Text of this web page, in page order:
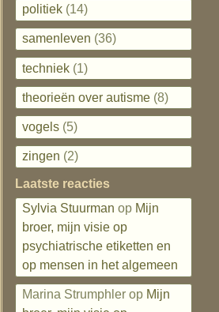
politiek (14)
samenleven (36)
techniek (1)
theorieën over autisme (8)
vogels (5)
zingen (2)
Laatste reacties
Sylvia Stuurman op Mijn
broer, mijn visie op
psychiatrische etiketten en
op mensen in het algemeen
Marina Strumphler op Mijn